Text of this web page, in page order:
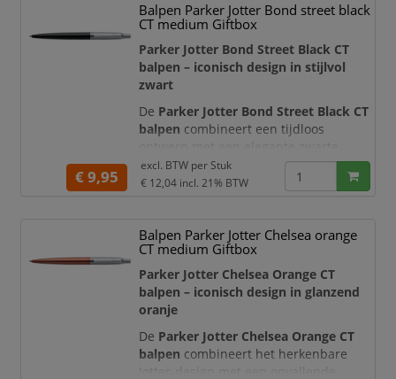
de pen een verzorgde en professionele
uitstraling die uitstekend past op
kantoor, tijdens vergaderingen en bij
zakelijke afspraken.
Balpen Parker Jotter Bond street black
CT medium Giftbox
Parker Jotter Bond Street Black CT
balpen – iconisch design in stijlvol
zwart
De Parker Jotter Bond Street Black CT
balpen combineert een tijdloos
lakafwerking en glanzende
chroomkleurige details. De
kenmerkende pijlvormige clip geven
deze Parker-balpen een professionele
en herkenbare uitstraling.
Met het karakteristiekedruk- en
klikmechanisme
€ 9,95
excl. BTW per Stuk
€ 12,04 incl. 21% BTW
Balpen Parker Jotter Chelsea orange
CT medium Giftbox
Parker Jotter Chelsea Orange CT
balpen – iconisch design in glanzend
oranje
De Parker Jotter Chelsea Orange CT
balpen combineert het herkenbare